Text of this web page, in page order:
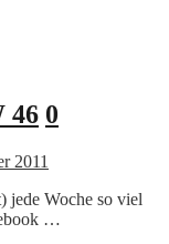
46 0
2011
jede Woche so viel
…